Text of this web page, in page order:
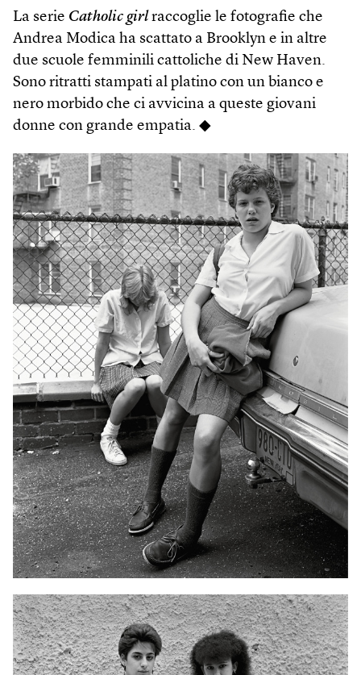
La serie Catholic girl raccoglie le fotografie che
Andrea Modica ha scattato a Brooklyn e in altre
due scuole femminili cattoliche di New Haven.
Sono ritratti stampati al platino con un bianco e
nero morbido che ci avvicina a queste giovani
donne con grande empatia. ◆